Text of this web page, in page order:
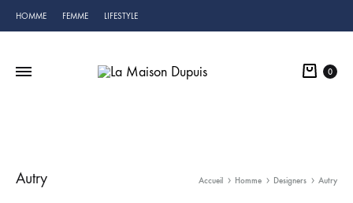
HOMME FEMME LIFESTYLE
Cart
0
Autry Accueil Homme Designers Autry